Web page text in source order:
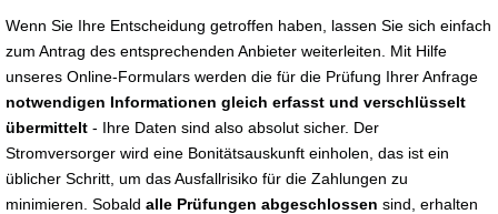
Wenn Sie Ihre Entscheidung getroffen haben, lassen Sie sich einfach
zum Antrag des entsprechenden Anbieter weiterleiten. Mit Hilfe
unseres Online-Formulars werden die für die Prüfung Ihrer Anfrage
notwendigen Informationen gleich erfasst und verschlüsselt
übermittelt - Ihre Daten sind also absolut sicher. Der
Stromversorger wird eine Bonitätsauskunft einholen, das ist ein
üblicher Schritt, um das Ausfallrisiko für die Zahlungen zu
minimieren. Sobald alle Prüfungen abgeschlossen sind, erhalten